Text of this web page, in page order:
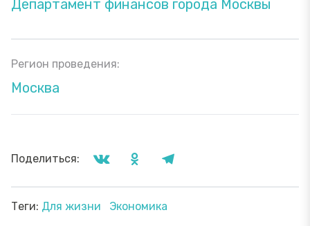
Департамент финансов города Москвы
Регион проведения:
Москва
Поделиться:
Теги: Для жизни Экономика